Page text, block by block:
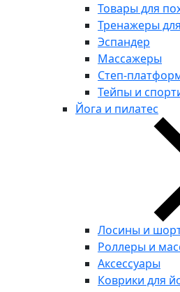
Товары для
Тренажеры
Эспандер
Массажеры
Степ-
Тейпы и
Йога и пилатес
Лосины и
Роллеры и
Аксессуары
Коврики для